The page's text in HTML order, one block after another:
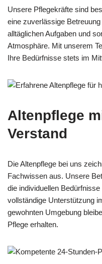
Unsere Pflegekräfte sind
eine zuverlässige
alltäglichen Aufgaben und
Atmosphäre. Mit unserem
Ihre Bedürfnisse stets im
Altenpflege
Verstand
Die Altenpflege bei uns
Fachwissen aus. Unsere
die individuellen
vollständige Unterstützung
gewohnten Umgebung
Pflege erhalten.